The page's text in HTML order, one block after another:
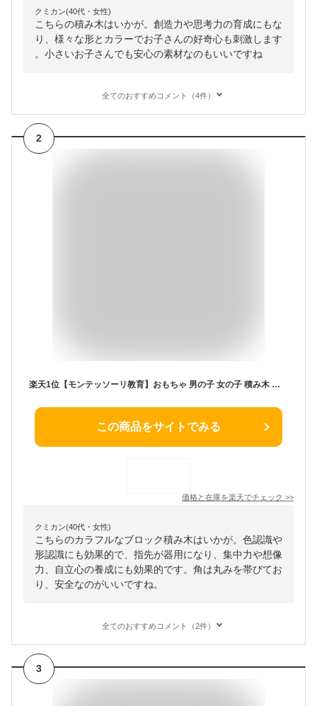
クミカン(40代・女性)
こちらの積み木はいかが。創造力や思考力の育成にもな
り、様々な形とカラーでお子さんの好奇心も刺激します
。小さいお子さんでも安心の素材なのもいいですね
全てのおすすめコメント（4件）
2
楽天1位【モンテッソーリ教育】おもちゃ 男の子 女の子 積み木 積木 つみき ブロック 型はめ カラフル 弾力縄 形認識 色認識 指先 指先訓練 脳トレ 指先トレ 玩具 知育玩具 1歳 2歳 3歳 おうち時間 室内 キッズ 子供 赤ちゃん 誕生日 出産祝い プレゼント
この商品をサイトでみる
価格と在庫を楽天でチェック >>
クミカン(40代・女性)
こちらのカラフルなブロック積み木はいかが。色認識や
形認識にも効果的で、指先が器用になり、集中力や想像
力、自立心の養成にも効果的です。角は丸みを帯びてお
り、安全なのがいいですね。
全てのおすすめコメント（2件）
3